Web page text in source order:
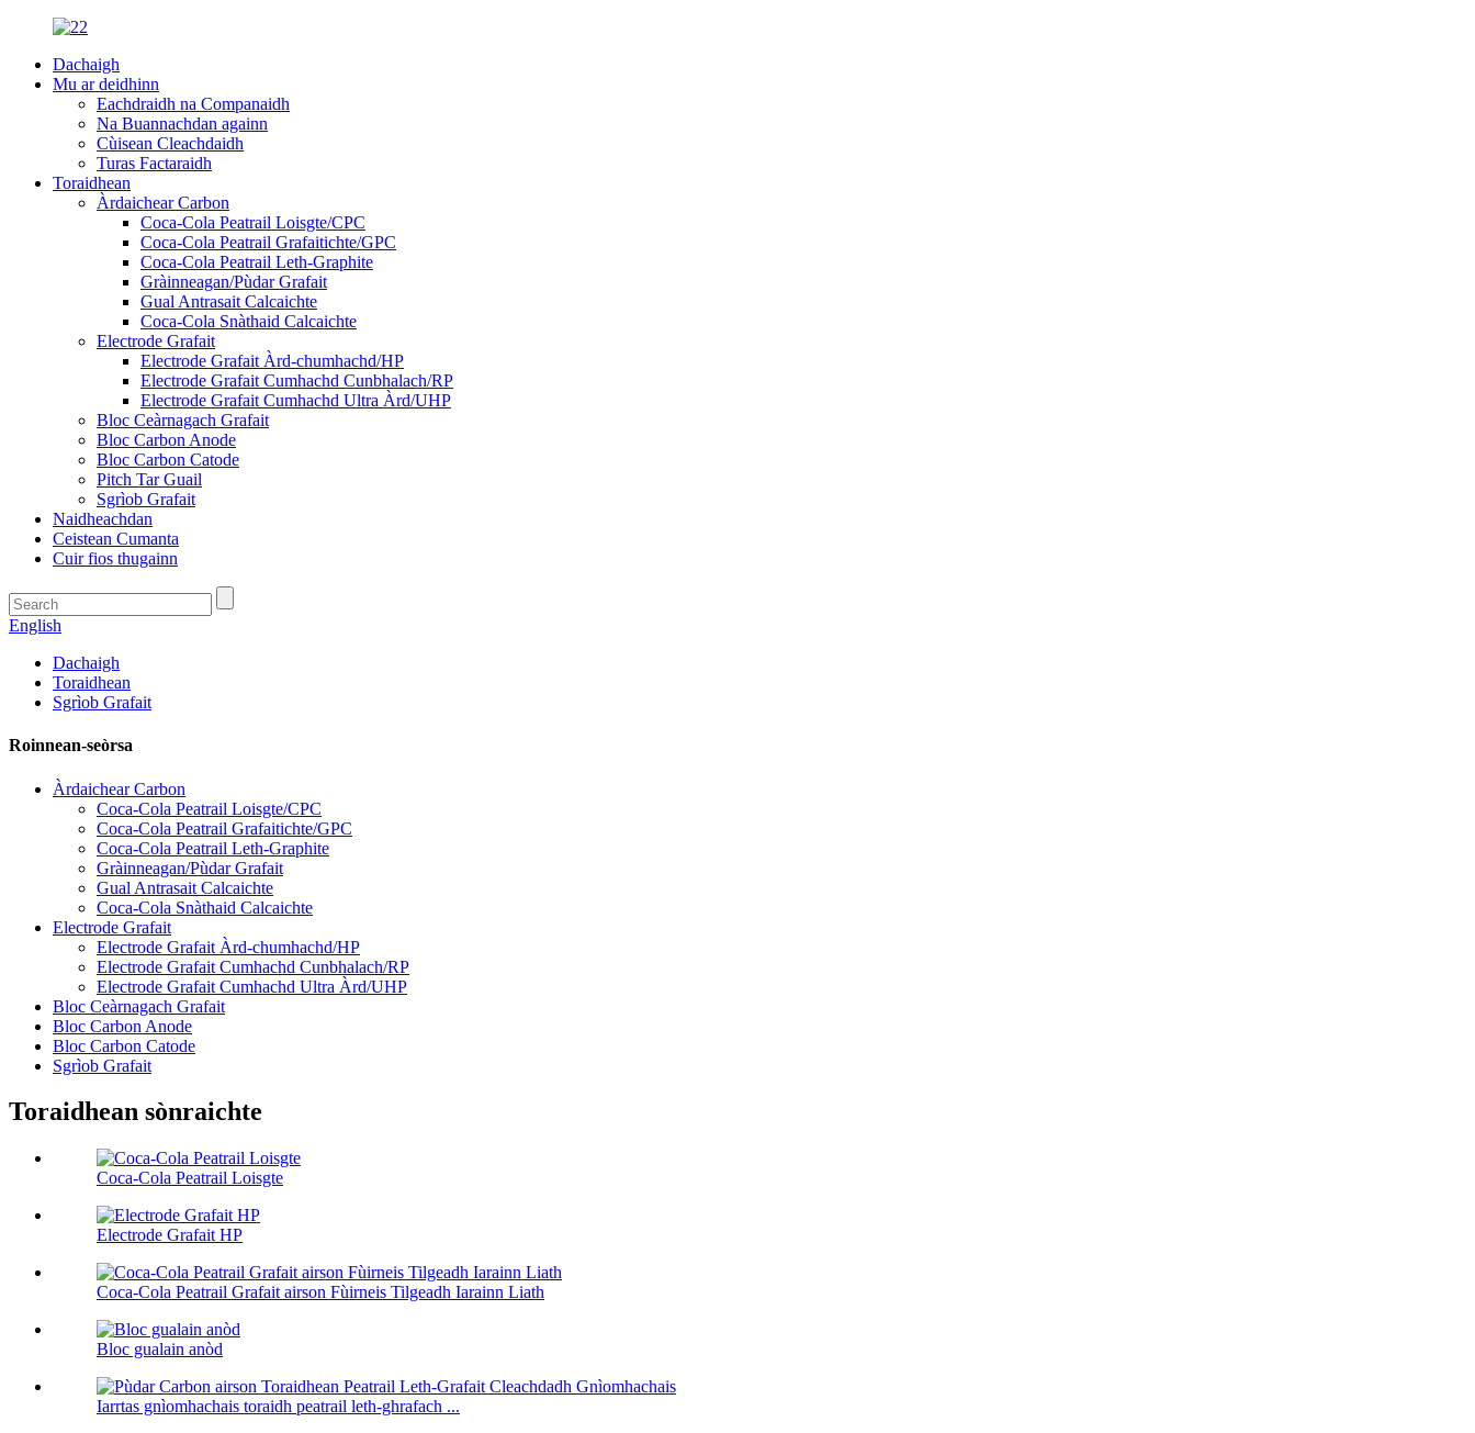
Dachaigh
Mu ar deidhinn
Eachdraidh na Companaidh
Na Buannachdan againn
Cùisean Cleachdaidh
Turas Factaraidh
Toraidhean
Àrdaichear Carbon
Coca-Cola Peatrail Loisgte/CPC
Coca-Cola Peatrail Grafaitichte/GPC
Coca-Cola Peatrail Leth-Graphite
Gràinneagan/Pùdar Grafait
Gual Antrasait Calcaichte
Coca-Cola Snàthaid Calcaichte
Electrode Grafait
Electrode Grafait Àrd-chumhachd/HP
Electrode Grafait Cumhachd Cunbhalach/RP
Electrode Grafait Cumhachd Ultra Àrd/UHP
Bloc Ceàrnagach Grafait
Bloc Carbon Anode
Bloc Carbon Catode
Pitch Tar Guail
Sgrìob Grafait
Naidheachdan
Ceistean Cumanta
Cuir fios thugainn
English
Dachaigh
Toraidhean
Sgrìob Grafait
Roinnean-seòrsa
Àrdaichear Carbon
Coca-Cola Peatrail Loisgte/CPC
Coca-Cola Peatrail Grafaitichte/GPC
Coca-Cola Peatrail Leth-Graphite
Gràinneagan/Pùdar Grafait
Gual Antrasait Calcaichte
Coca-Cola Snàthaid Calcaichte
Electrode Grafait
Electrode Grafait Àrd-chumhachd/HP
Electrode Grafait Cumhachd Cunbhalach/RP
Electrode Grafait Cumhachd Ultra Àrd/UHP
Bloc Ceàrnagach Grafait
Bloc Carbon Anode
Bloc Carbon Catode
Sgrìob Grafait
Toraidhean sònraichte
Coca-Cola Peatrail Loisgte
Electrode Grafait HP
Coca-Cola Peatrail Grafait airson Fùirneis Tilgeadh Iarainn Liath
Bloc gualain anòd
Iarrtas gnìomhachais toraidh peatrail leth-ghrafach ...